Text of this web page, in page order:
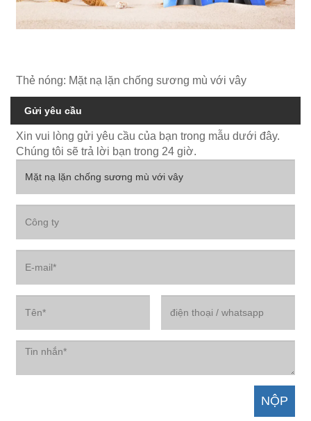
Thẻ nóng: Mặt nạ lặn chống sương mù với vây
Gửi yêu cầu
Xin vui lòng gửi yêu cầu của bạn trong mẫu dưới đây.
Chúng tôi sẽ trả lời bạn trong 24 giờ.